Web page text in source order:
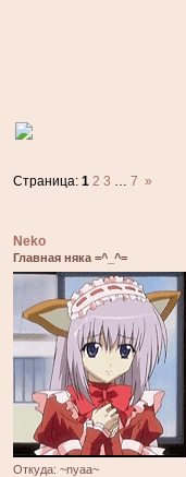
Страница:1 2 3 … 7 »
Neko
Главная няка =^_^=
Откуда: ~nyaa~